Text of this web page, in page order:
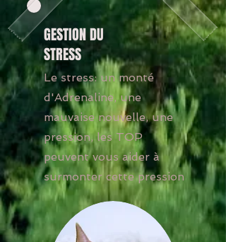
GESTION DU
STRESS
Le stress: un monté
d'Adrenaline, une
mauvaise nouvelle, une
pression, les TOP
peuvent vous aider à
surmonter cette pression